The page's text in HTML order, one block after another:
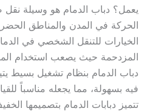
يعمل؟ دباب الدمام هو وسيلة نقل
الحركة في المدن والمناطق
الخيارات للتنقل الشخصي في
المزدحمة حيث يصعب استخدام
دباب الدمام بنظام تشغيل بسيط
فيه بسهولة، مما يجعله مناسباً
تتميز دبابات الدمام بتصميمها